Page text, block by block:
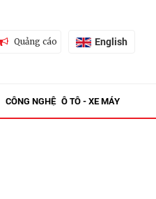
Quảng cáo English
CÔNG NGHỆ Ô TÔ - XE MÁY